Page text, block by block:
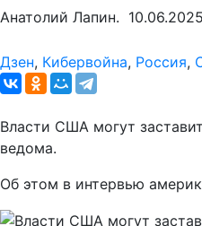
Анатолий Лапин.
Дзен, Кибервойна, Россия,
Власти США могут
ведома.
Об этом в интервью